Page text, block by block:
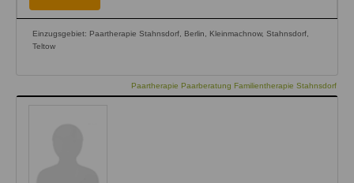
Einzugsgebiet: Paartherapie Stahnsdorf, Berlin, Kleinmachnow, Stahnsdorf,
Teltow
Paartherapie Paarberatung Familientherapie Stahnsdorf